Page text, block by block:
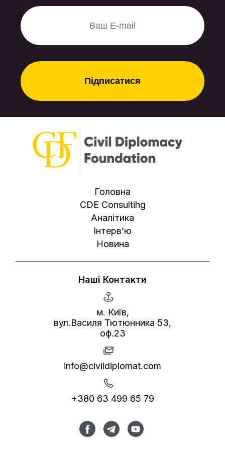
політичної. Саме так варто
у відносинах з Москвою. І Баку, і
Головна
CDE Consultihg
Аналітика
Інтерв’ю
Новина
Наші Контакти
м. Київ,
вул.Василя Тютюнника 53,
оф.23
info@civildiplomat.com
+380 63 499 65 79